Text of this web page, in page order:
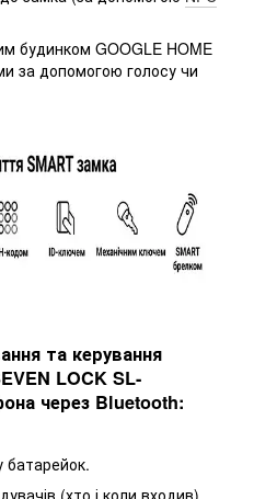
будинком GOOGLE HOME
за допомогою голосу чи
та керування
LOCK SL-
через Bluetooth:
батарейок.